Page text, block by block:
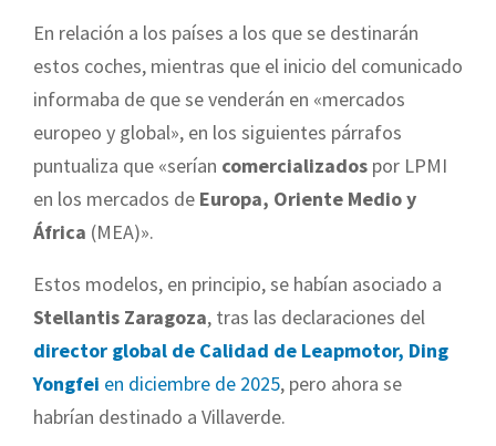
En relación a los países a los que se destinarán
estos coches, mientras que el inicio del comunicado
informaba de que se venderán en «mercados
europeo y global», en los siguientes párrafos
puntualiza que «serían comercializados por LPMI
en los mercados de Europa, Oriente Medio y
África (MEA)».
Estos modelos, en principio, se habían asociado a
Stellantis Zaragoza, tras las declaraciones del
director global de Calidad de Leapmotor, Ding
Yongfei en diciembre de 2025, pero ahora se
habrían destinado a Villaverde.